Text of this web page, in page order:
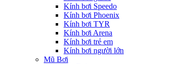
Kính bơi Speedo
Kính bơi Phoenix
Kính bơi TYR
Kính bơi Arena
Kính bơi trẻ em
Kính bơi người lớn
Mũ Bơi